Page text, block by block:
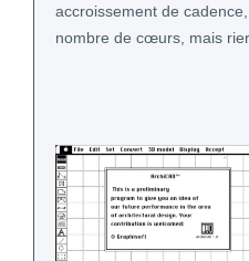
accroissement de
nombre de cœurs, mais